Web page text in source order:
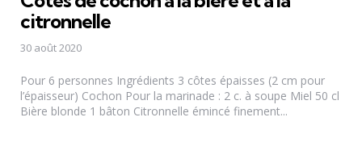
citronnelle
30 août 2020
Pour 6 personnes Ingrédients 3 côtes épaisses (2 cm pour
l’épaisseur) Cochon Pour la marinade : 2 c. à soupe Miel 50 cl
Bière blonde 1 bâton Citronnelle émincé finement...